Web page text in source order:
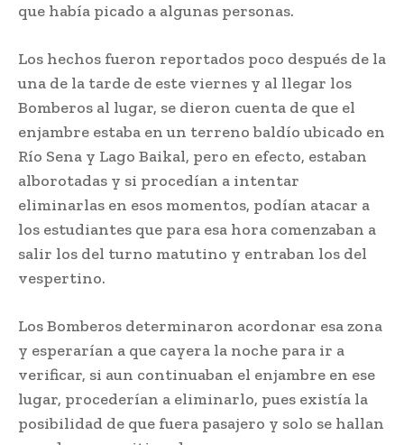
que había picado a algunas personas.
Los hechos fueron reportados poco después de la
una de la tarde de este viernes y al llegar los
Bomberos al lugar, se dieron cuenta de que el
enjambre estaba en un terreno baldío ubicado en
Río Sena y Lago Baikal, pero en efecto, estaban
alborotadas y si procedían a intentar
eliminarlas en esos momentos, podían atacar a
los estudiantes que para esa hora comenzaban a
salir los del turno matutino y entraban los del
vespertino.
Los Bomberos determinaron acordonar esa zona
y esperarían a que cayera la noche para ir a
verificar, si aun continuaban el enjambre en ese
lugar, procederían a eliminarlo, pues existía la
posibilidad de que fuera pasajero y solo se hallan